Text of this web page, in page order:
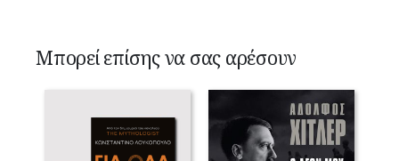
Μπορεί επίσης να σας αρέσουν